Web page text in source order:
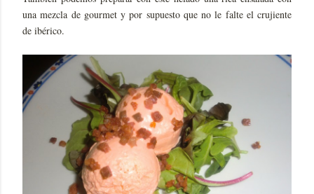
una mezcla de gourmet y por supuesto que no le falte el crujiente
de ibérico.